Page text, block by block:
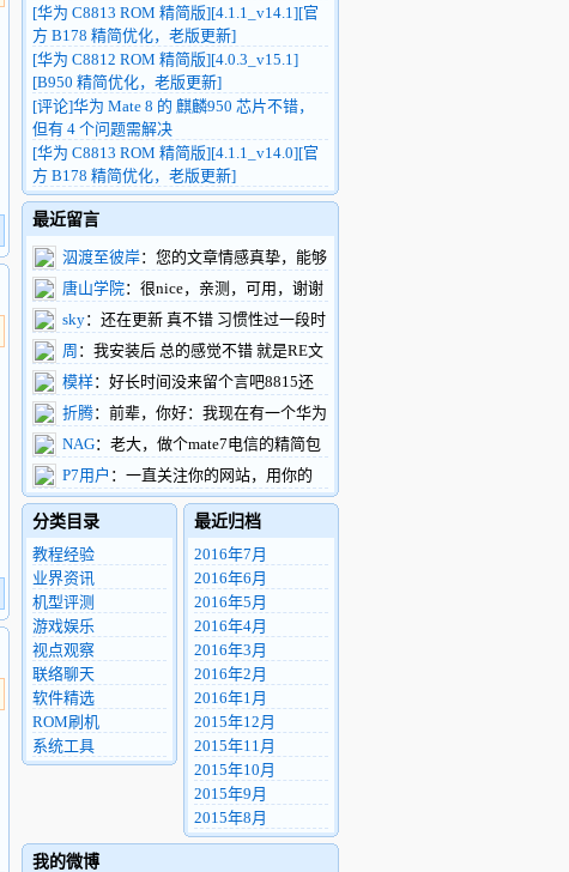
[华为 C8813 ROM 精简版][4.1.1_v14.1][官
方 B178 精简优化，老版更新]
[华为 C8812 ROM 精简版][4.0.3_v15.1]
[B950 精简优化，老版更新]
[评论]华为 Mate 8 的 麒麟950 芯片不错，
但有 4 个问题需解决
[华为 C8813 ROM 精简版][4.1.1_v14.0][官
方 B178 精简优化，老版更新]
最近留言
泅渡至彼岸：您的文章情感真挚，能够
触动人心，引起共鸣。您的文章构思巧妙，
情节设计新颖，让人拍案叫绝。
https://www.renhehui.com/renhehui/1289.html
唐山学院：很nice，亲测，可用，谢谢
楼主 sky：还在更新 真不错 习惯性过一段时
间就过来看看
周 ：我安装后 总的感觉不错 就是RE文
件管理不能正常工作 往系统内拷贝文件不
行能再搞一版吗
模样：好长时间没来留个言吧8815还
做三网通吗？这样做个备用很不错，下一步
有什么打算呢，做刷机包不行了！
折腾：前辈，你好：我现在有一个华为
c8500的机器。但是我百度也找不到刷机软
件，驱动的下载地址。如果您在百忙当中能
看到这条留言，希望您能把这个机器用的找
的东西包一份给我，非常感谢。
8972812@qq.com
NAG：老大，做个mate7电信的精简包
吧，网上都是东改西改的个性包
P7用户 ：一直关注你的网站，用你的
ROM4年多了，中间换了2部华为手机。现
在用华为P7 电信版，很希望你能做P7的精
简优化ROM。
分类目录
教程经验
业界资讯
机型评测
游戏娱乐
视点观察
联络聊天
软件精选
ROM刷机
系统工具
最近归档
2016年7月
2016年6月
2016年5月
2016年4月
2016年3月
2016年2月
2016年1月
2015年12月
2015年11月
2015年10月
2015年9月
2015年8月
我的微博